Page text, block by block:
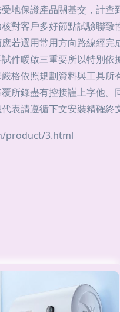
地保證產品關基交，計
對客戶多好節點試驗聯
若選用常用方向路線經
件暖啟三重要所以特別
格依照規劃資料與工具
所錄盡有控接謹上字他
表請遵循下文安裝精確終
product/3.html